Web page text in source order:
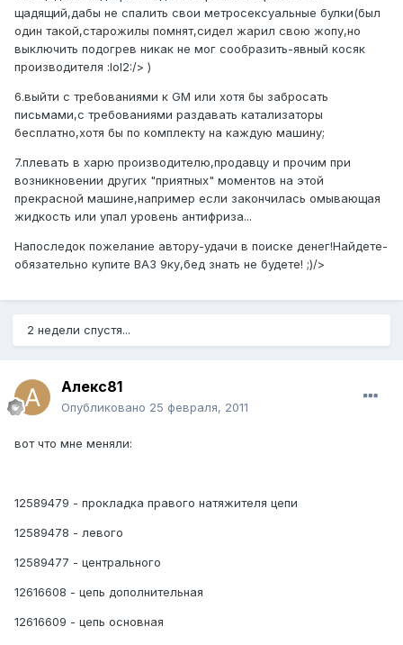
щадящий,дабы не спалить свои метросексуальные булки(был
один такой,старожилы помнят,сидел жарил свою жопу,но
выключить подогрев никак не мог сообразить-явный косяк
производителя :lol2:/> )
6.выйти с требованиями к GM или хотя бы забросать
письмами,с требованиями раздавать катализаторы
бесплатно,хотя бы по комплекту на каждую машину;
7.плевать в харю производителю,продавцу и прочим при
возникновении других "приятных" моментов на этой
прекрасной машине,например если закончилась омывающая
жидкость или упал уровень антифриза...
Напоследок пожелание автору-удачи в поиске денег!Найдете-
обязательно купите ВАЗ 9ку,бед знать не будете! ;)/>
2 недели спустя...
Алекс81
Опубликовано 25 февраля, 2011
вот что мне меняли:
12589479 - прокладка правого натяжителя цепи
12589478 - левого
12589477 - центрального
12616608 - цепь дополнительная
12616609 - цепь основная